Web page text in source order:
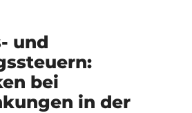
und
bei
in der